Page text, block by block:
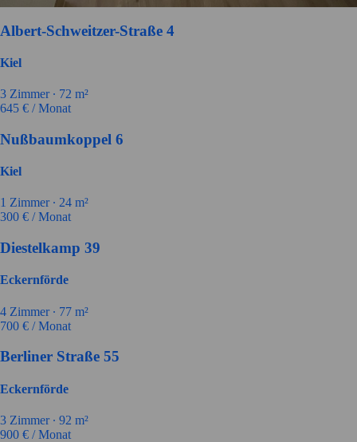
Albert-Schweitzer-Straße 4
Kiel
3 Zimmer ∙ 72 m²
645 € / Monat
Nußbaumkoppel 6
Kiel
1 Zimmer ∙ 24 m²
300 € / Monat
Diestelkamp 39
Eckernförde
4 Zimmer ∙ 77 m²
700 € / Monat
Berliner Straße 55
Eckernförde
3 Zimmer ∙ 92 m²
900 € / Monat